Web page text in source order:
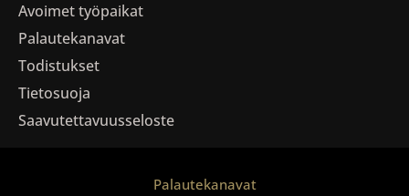
Avoimet työpaikat
Palautekanavat
Todistukset
Tietosuoja
Saavutettavuusseloste
Palautekanavat